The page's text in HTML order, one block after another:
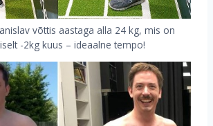
võttis aastaga alla 24 kg, mis on
-2kg kuus – ideaalne tempo!